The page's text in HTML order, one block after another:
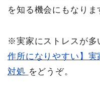
を知る機会にもなりま
※実家にストレスが多
作所になりやすい】実
対処 をどうぞ。